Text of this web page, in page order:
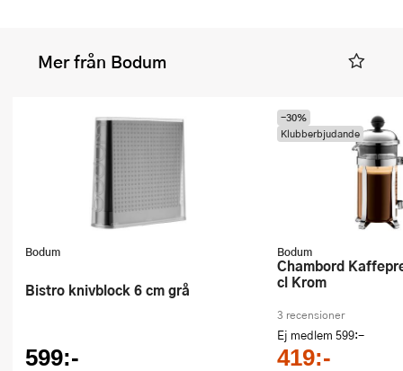
Mer från Bodum
Bodum
Bistro knivblock 6 cm grå
599:-
Bodum
Chambord Kaffepress 3 koppar 35
cl Krom
3 recensioner
Ej medlem 599:-
419:-
-30%
Klubberbjudande